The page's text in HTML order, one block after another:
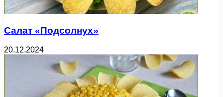
Салат «Подсолнух»
20.12.2024